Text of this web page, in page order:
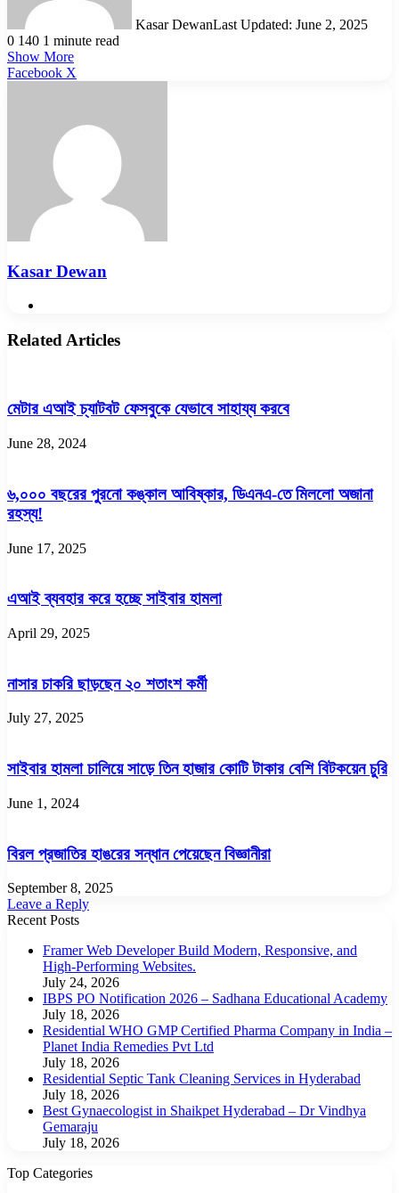
Kasar DewanLast Updated: June 2, 2025
0 140 1 minute read
Show More
Facebook X
Kasar Dewan
Related Articles
মেটার এআই চ্যাটবট ফেসবুকে যেভাবে সাহায্য করবে
June 28, 2024
৬,০০০ বছরের পুরনো কঙ্কাল আবিষ্কার, ডিএনএ-তে মিললো অজানা
রহস্য!
June 17, 2025
এআই ব্যবহার করে হচ্ছে সাইবার হামলা
April 29, 2025
নাসার চাকরি ছাড়ছেন ২০ শতাংশ কর্মী
July 27, 2025
সাইবার হামলা চালিয়ে সাড়ে তিন হাজার কোটি টাকার বেশি বিটকয়েন চুরি
June 1, 2024
বিরল প্রজাতির হাঙরের সন্ধান পেয়েছেন বিজ্ঞানীরা
September 8, 2025
Leave a Reply
Recent Posts
Framer Web Developer Build Modern, Responsive, and
High-Performing Websites.
July 24, 2026
IBPS PO Notification 2026 – Sadhana Educational Academy
July 18, 2026
Residential WHO GMP Certified Pharma Company in India –
Planet India Remedies Pvt Ltd
July 18, 2026
Residential Septic Tank Cleaning Services in Hyderabad
July 18, 2026
Best Gynaecologist in Shaikpet Hyderabad – Dr Vindhya
Gemaraju
July 18, 2026
Top Categories